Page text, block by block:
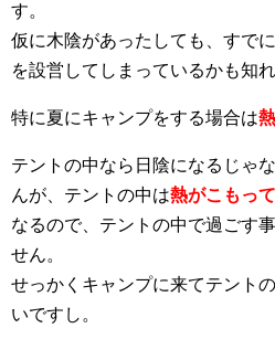
す。
仮に木陰があったしても、すで
を設営してしまっているかも知れ
特に夏にキャンプをする場合は
テントの中なら日陰になるじゃ
んが、テントの中は熱がこもって
なるので、テントの中で過ごす
せん。
せっかくキャンプに来てテント
いですし。